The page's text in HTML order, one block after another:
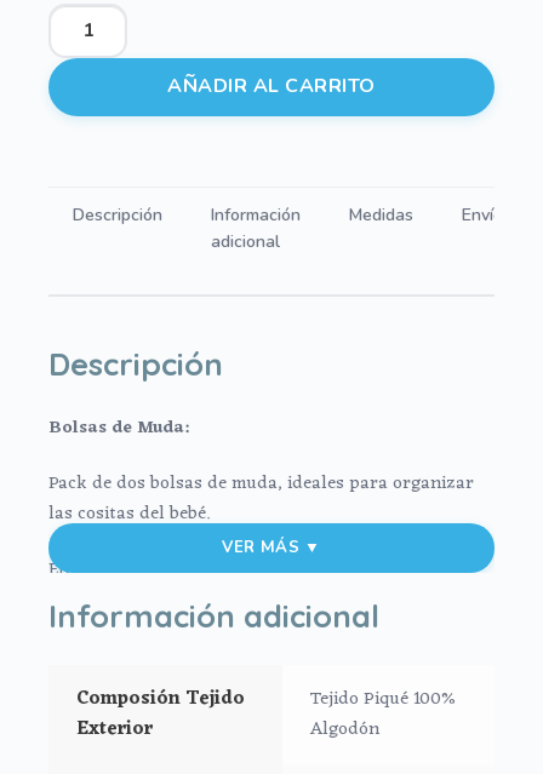
Bolsas
de
Muda
Piqué
AÑADIR AL CARRITO
Descripción
Información
adicional
Medidas Envíos
Descripción
Bolsas de Muda:
Pack de dos bolsas de muda, ideales para organizar
las cositas del bebé.
En tejido piqué de algodón.
Cierre con cordón en el mismo estampado.
Medidas Bolsa Pequeña: 29x23cms
VER MÁS ▼
Información adicional
Composión Tejido
Exterior
Tejido Piqué 100%
Algodón